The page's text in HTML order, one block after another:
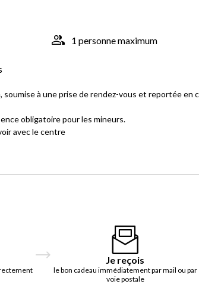
1 personne maximum
soumise à une prise de rendez-vous et reportée en
obligatoire pour les mineurs.
avec le centre
Je reçois
le bon cadeau immédiatement par mail ou par
voie postale